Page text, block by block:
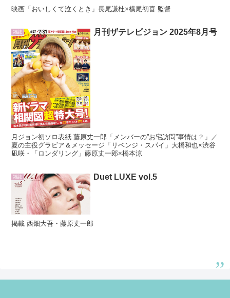
映画「おいしくて泣くとき」長尾謙杜×横尾初喜 監督
雑誌 月刊ザテレビジョン 2025年8月号
月ジョン初ソロ表紙 藤原丈一郎「メンバーの”お宅訪問”事情は？」／
夏の主役グラビア＆メッセージ「リベンジ・スパイ」大橋和也×渋谷
凪咲・「ロンダリング」藤原丈一郎×橋本涼
雑誌 Duet LUXE vol.5
掲載 西畑大吾・藤原丈一郎